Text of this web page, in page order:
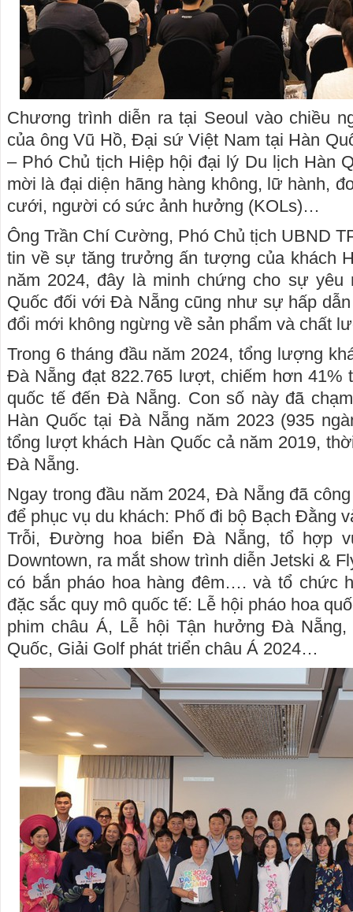
Chương trình diễn ra tại Seoul vào chiều
của ông Vũ Hồ, Đại sứ Việt Nam tại Hàn
– Phó Chủ tịch Hiệp hội đại lý Du lịch Hàn
mời là đại diện hãng hàng không, lữ hành,
cưới, người có sức ảnh hưởng (KOLs)…
Ông Trần Chí Cường, Phó Chủ tịch UBND
tin về sự tăng trưởng ấn tượng của khách
năm 2024, đây là minh chứng cho sự yêu
Quốc đối với Đà Nẵng cũng như sự hấp
đổi mới không ngừng về sản phẩm và chất
Trong 6 tháng đầu năm 2024, tổng lượng
Đà Nẵng đạt 822.765 lượt, chiếm hơn 41%
quốc tế đến Đà Nẵng. Con số này đã
Hàn Quốc tại Đà Nẵng năm 2023 (935
tổng lượt khách Hàn Quốc cả năm 2019,
Đà Nẵng.
Ngay trong đầu năm 2024, Đà Nẵng đã
để phục vụ du khách: Phố đi bộ Bạch Đằng
Trỗi, Đường hoa biển Đà Nẵng, tổ hợp
Downtown, ra mắt show trình diễn Jetski &
có bắn pháo hoa hàng đêm…. và tổ chức
đặc sắc quy mô quốc tế: Lễ hội pháo hoa
phim châu Á, Lễ hội Tận hưởng Đà
Quốc, Giải Golf phát triển châu Á 2024…